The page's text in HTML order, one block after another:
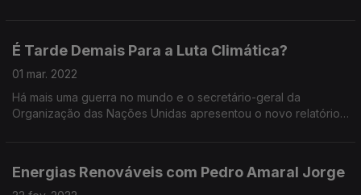
É Tarde Demais Para a Luta Climática?
01 mar. 2022
Há mais uma guerra no mundo e o secretário-geral da
Organização das Nações Unidas apresentou o novo relatório
Energias Renováveis com Pedro Amaral Jorge